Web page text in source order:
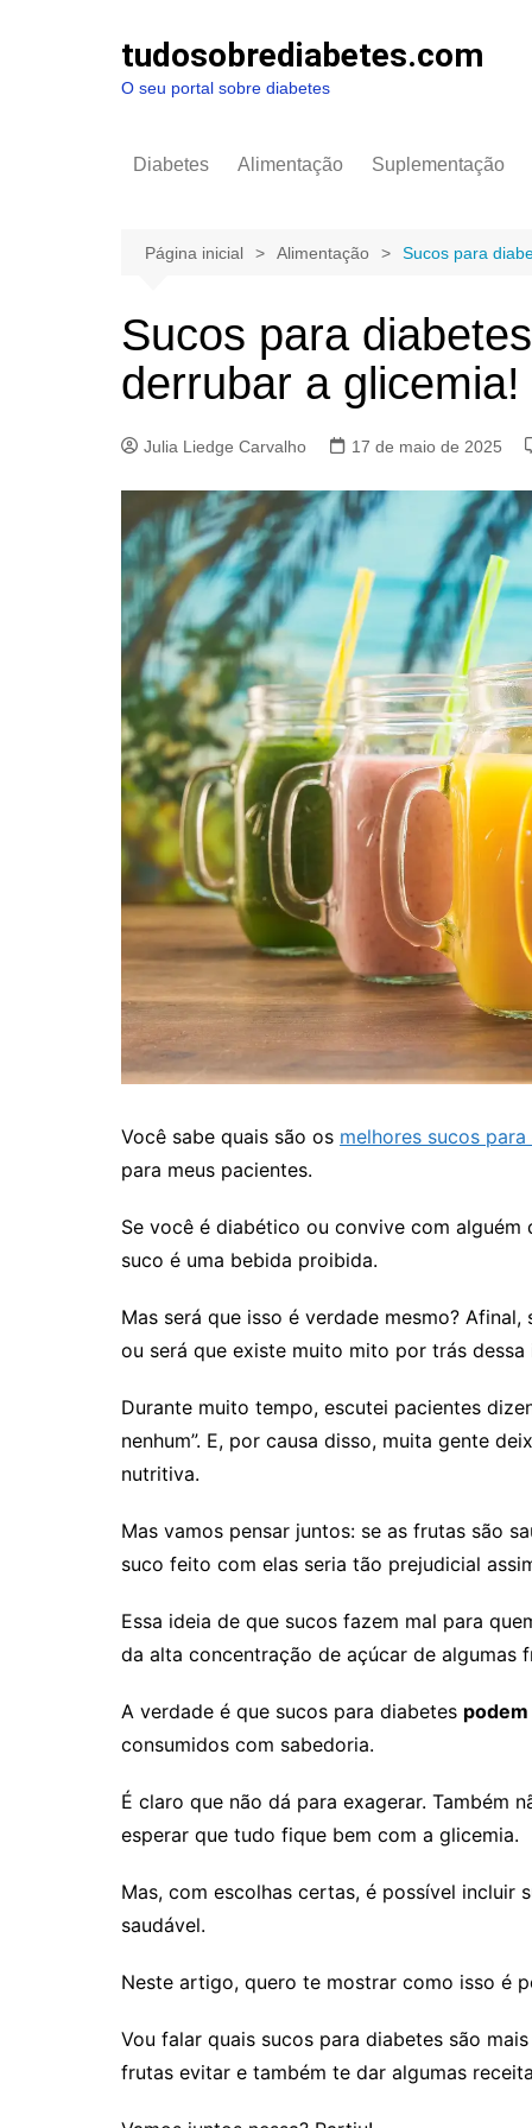
tudosobrediabetes.com
O seu portal sobre diabetes
Diabetes Alimentação Suplementação
Página inicial Alimentação Sucos para
Sucos para
derrubar a glicemia!
Julia Liedge Carvalho 17 de maio de 2025
Você sabe quais são os melhores sucos
para meus pacientes.
Se você é diabético ou convive com
suco é uma bebida proibida.
Mas será que isso é verdade mesmo?
ou será que existe muito mito por trás dessa
Durante muito tempo, escutei pacientes
nenhum”. E, por causa disso, muita gente
nutritiva.
Mas vamos pensar juntos: se as frutas são
suco feito com elas seria tão prejudicial
Essa ideia de que sucos fazem mal para
da alta concentração de açúcar de algumas
A verdade é que sucos para diabetes
consumidos com sabedoria.
É claro que não dá para exagerar. Também
esperar que tudo fique bem com a glicemia.
Mas, com escolhas certas, é possível incluir
saudável.
Neste artigo, quero te mostrar como isso é
Vou falar quais sucos para diabetes são
frutas evitar e também te dar algumas